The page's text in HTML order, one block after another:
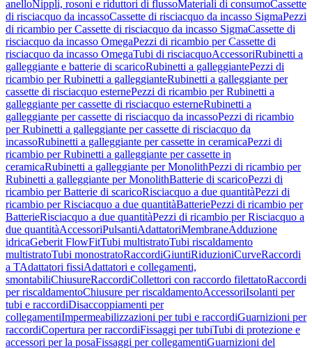
anelloNippli, rosoni e riduttori di flussoMateriali di consumoCassette
di risciacquo da incassoCassette di risciacquo da incasso SigmaPezzi
di ricambio per Cassette di risciacquo da incasso SigmaCassette di
risciacquo da incasso OmegaPezzi di ricambio per Cassette di
risciacquo da incasso OmegaTubi di risciacquoAccessoriRubinetti a
galleggiante e batterie di scaricoRubinetti a galleggiantePezzi di
ricambio per Rubinetti a galleggianteRubinetti a galleggiante per
cassette di risciacquo esternePezzi di ricambio per Rubinetti a
galleggiante per cassette di risciacquo esterneRubinetti a
galleggiante per cassette di risciacquo da incassoPezzi di ricambio
per Rubinetti a galleggiante per cassette di risciacquo da
incassoRubinetti a galleggiante per cassette in ceramicaPezzi di
ricambio per Rubinetti a galleggiante per cassette in
ceramicaRubinetti a galleggiante per MonolithPezzi di ricambio per
Rubinetti a galleggiante per MonolithBatterie di scaricoPezzi di
ricambio per Batterie di scaricoRisciacquo a due quantitàPezzi di
ricambio per Risciacquo a due quantitàBatteriePezzi di ricambio per
BatterieRisciacquo a due quantitàPezzi di ricambio per Risciacquo a
due quantitàAccessoriPulsantiAdattatoriMembraneAdduzione
idricaGeberit FlowFitTubi multistratoTubi riscaldamento
multistratoTubi monostratoRaccordiGiuntiRiduzioniCurveRaccordi
a TAdattatori fissiAdattatori e collegamenti,
smontabiliChiusureRaccordiCollettori con raccordo filettatoRaccordi
per riscaldamentoChiusure per riscaldamentoAccessoriIsolanti per
tubi e raccordiDisaccoppiamenti per
collegamentiImpermeabilizzazioni per tubi e raccordiGuarnizioni per
raccordiCopertura per raccordiFissaggi per tubiTubi di protezione e
accessori per la posaFissaggi per collegamentiGuarnizioni del